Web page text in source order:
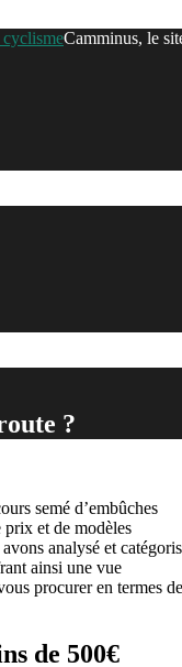
Camminus, le
?
semé d’embûches
prix et de modèles
analysé et
ainsi une vue
procurer en termes de
de 500€